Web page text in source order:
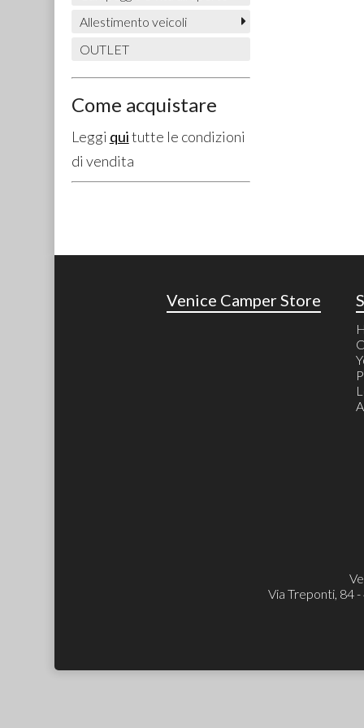
Allestimento veicoli
OUTLET
Come acquistare
Leggi quitutte le condizioni
di vendita
Venice Camper Store
Via Treponti, 84